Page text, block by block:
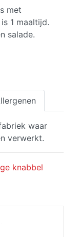
met
1 maaltijd.
salade.
waar
verwerkt.
knabbel